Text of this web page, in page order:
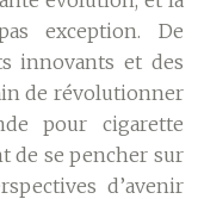
exception. De
innovants et des
de révolutionner
pour cigarette
de se pencher sur
d’avenir